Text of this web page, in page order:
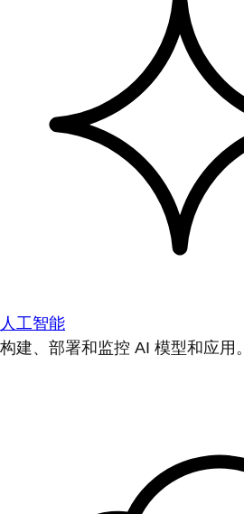
人工智能
构建、部署和监控 AI 模型和应用。